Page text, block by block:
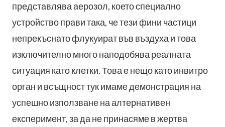
представлява аерозол, което специално
устройство прави така, че тези фини частици
непрекъснато флукуират във въздуха и това
изключително много наподобява реалната
ситуация като клетки. Това е нещо като инвитро
орган и всъщност тук имаме демонстрация на
успешно използване на алтернативен
експеримент, за да не принасяме в жертва